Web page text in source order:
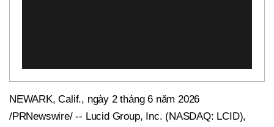
NEWARK, Calif., ngày 2 tháng 6 năm 2026
/PRNewswire/ -- Lucid Group, Inc. (NASDAQ: LCID),